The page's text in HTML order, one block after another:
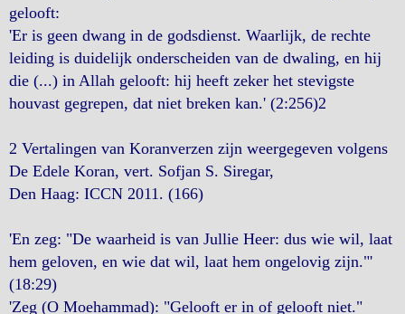
gelooft:
'Er is geen dwang in de godsdienst. Waarlijk, de rechte
leiding is duidelijk onderscheiden van de dwaling, en hij
die (...) in Allah gelooft: hij heeft zeker het stevigste
houvast gegrepen, dat niet breken kan.' (2:256)2
2 Vertalingen van Koranverzen zijn weergegeven volgens
De Edele Koran, vert. Sofjan S. Siregar,
Den Haag: ICCN 2011. (166)
'En zeg: "De waarheid is van Jullie Heer: dus wie wil, laat
hem geloven, en wie dat wil, laat hem ongelovig zijn."'
(18:29)
'Zeg (O Moehammad): "Gelooft er in of gelooft niet."